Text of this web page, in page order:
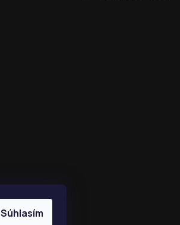
Súhlasím